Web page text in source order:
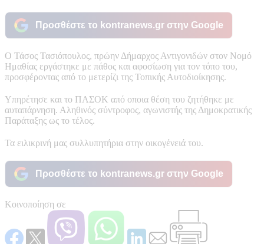
Προσθέστε το kontranews.gr στην Google
Ο Τάσος Τασιόπουλος, πρώην Δήμαρχος Αντιγονιδών στον Νομό
Ημαθίας εργάστηκε με πάθος και αφοσίωση για τον τόπο του,
προσφέροντας από το μετερίζι της Τοπικής Αυτοδιοίκησης.
Υπηρέτησε και το ΠΑΣΟΚ από οποια θέση του ζητήθηκε με
αυταπάρνηση. Αληθινός σύντροφος, αγωνιστής της Δημοκρατικής
Παράταξης ως το τέλος.
Τα ειλικρινή μας συλλυπητήρια στην οικογένειά του.
Προσθέστε το kontranews.gr στην Google
Κοινοποίηση σε